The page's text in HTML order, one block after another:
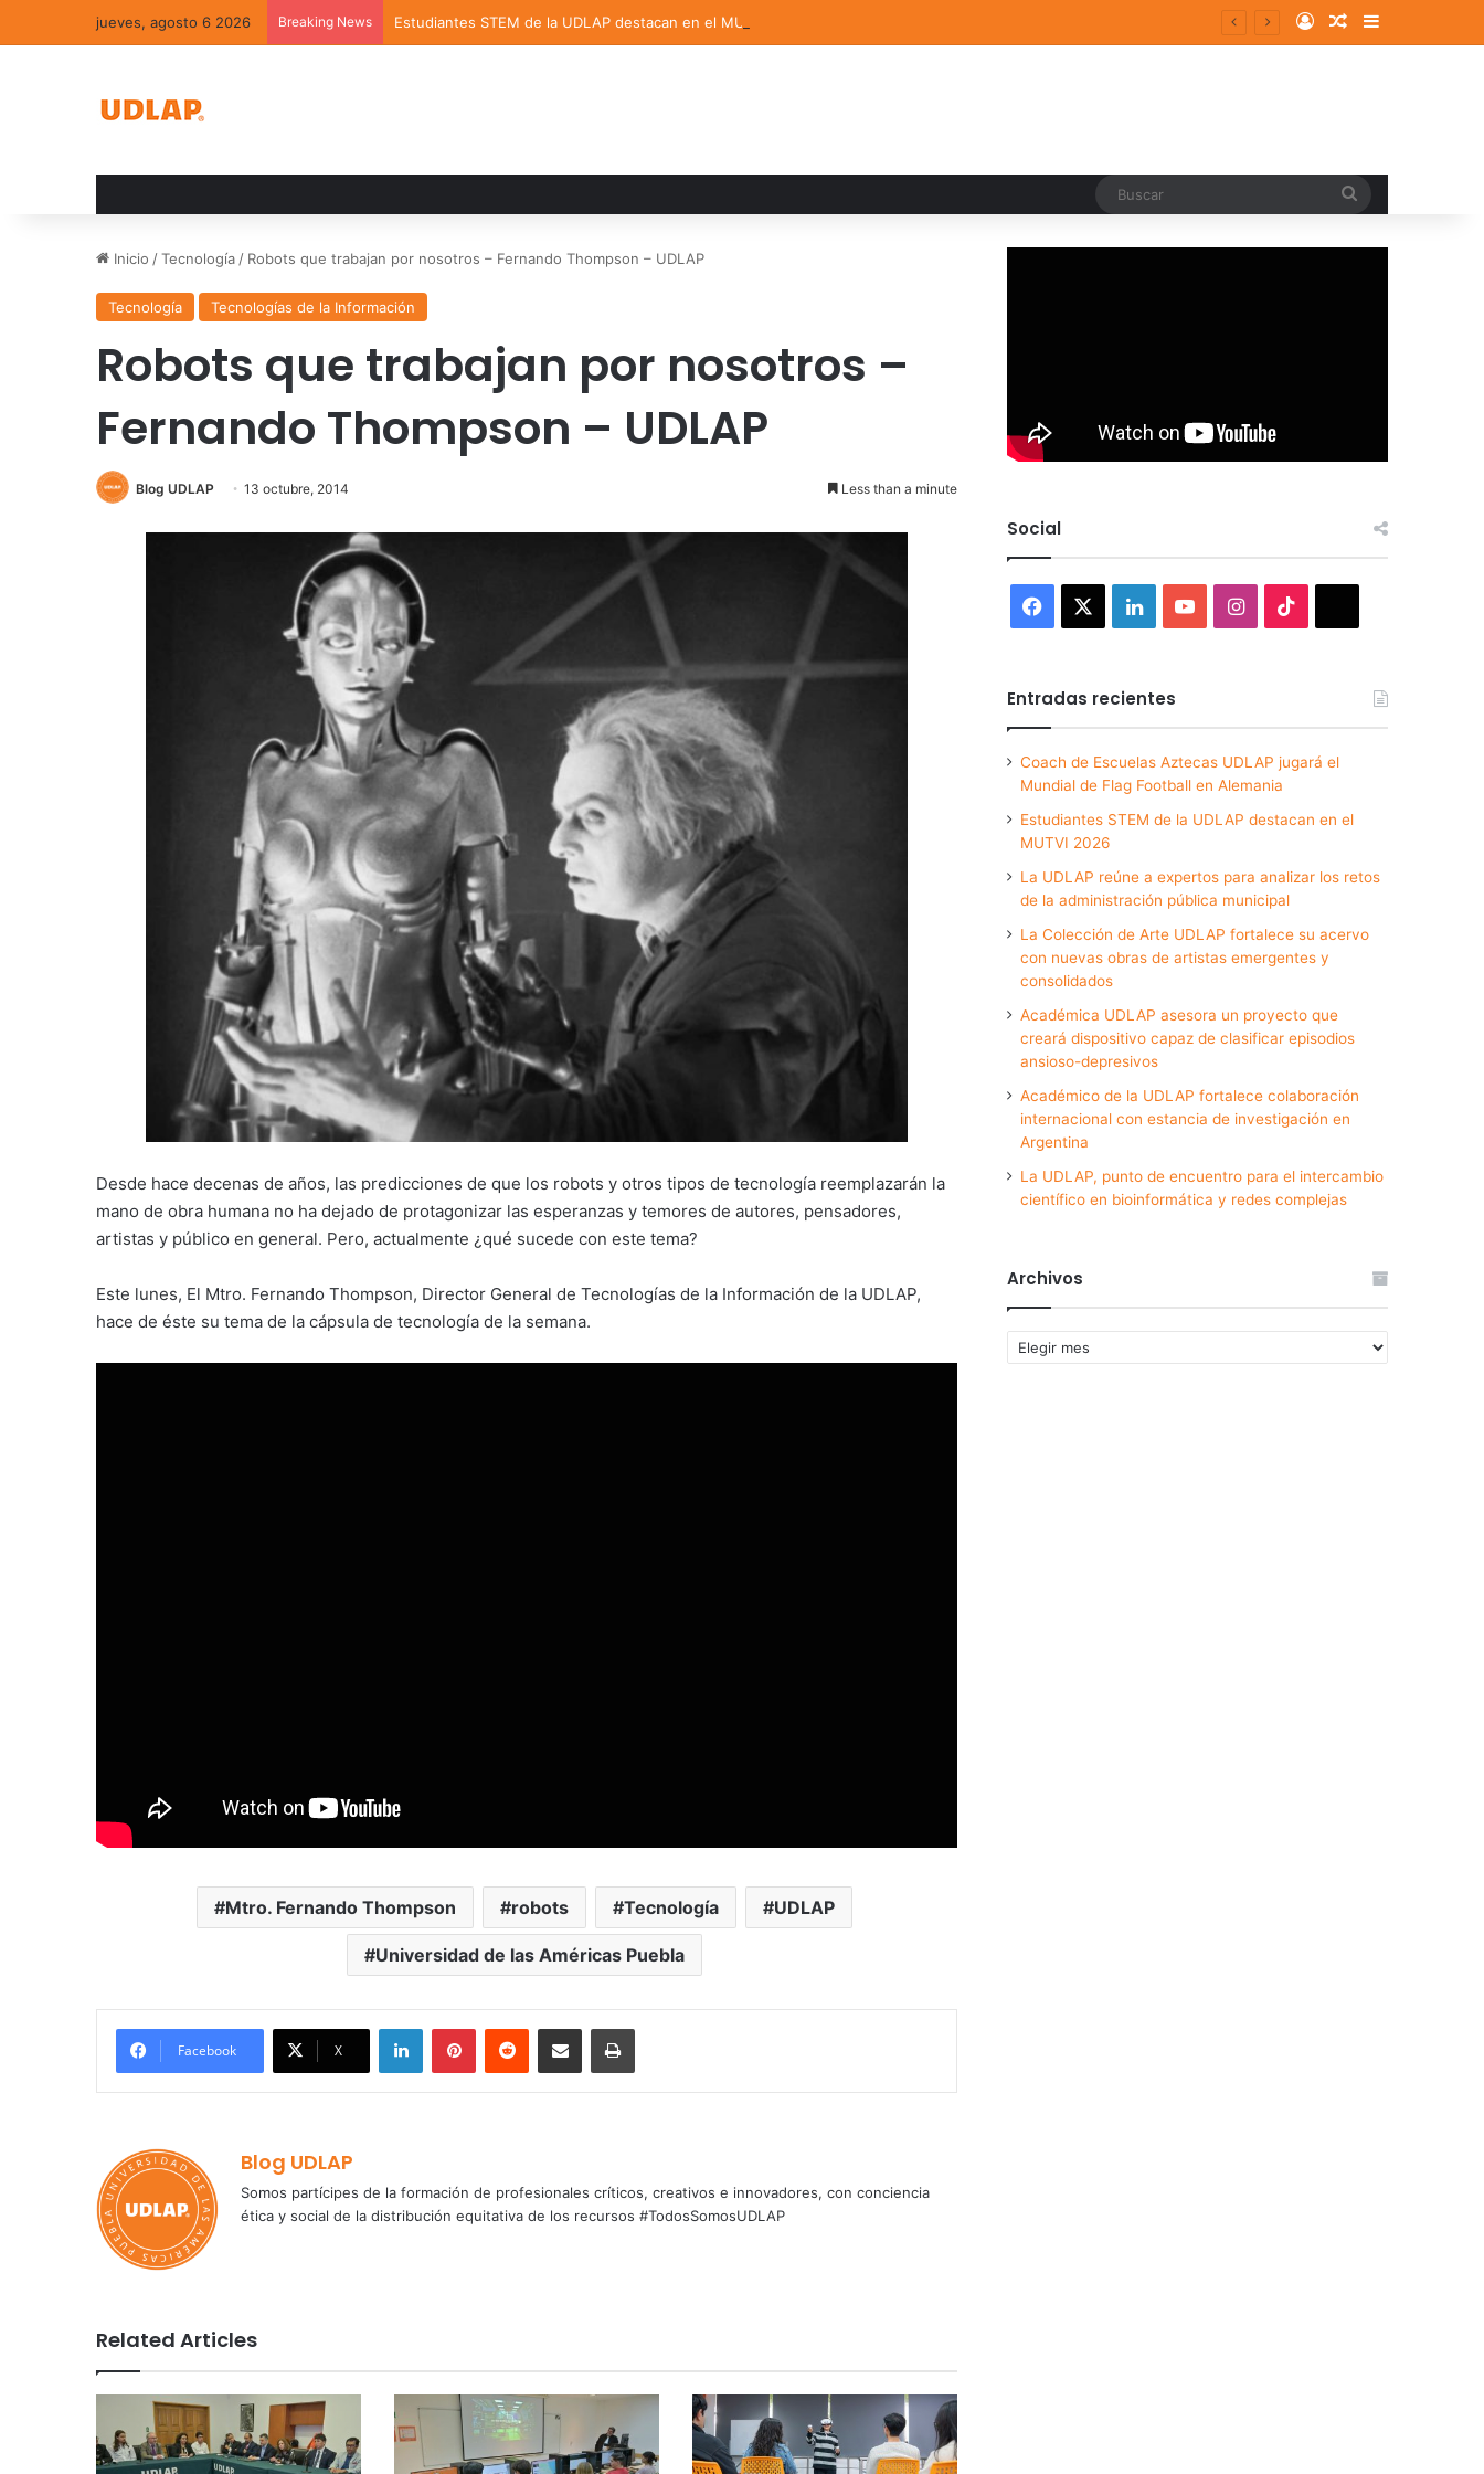
jueves, agosto 6 2026 Breaking News Estudiantes STEM de la UDLAP destacan en el MUTVI 2026 Log InRandom Article
Sidebar
Inicio /Tecnología / Robots que trabajan por nosotros – Fernando Thompson – UDLAP
Tecnología Tecnologías de la Información
Robots que trabajan por nosotros –
Fernando Thompson – UDLAP
Blog UDLAP 13 octubre, 2014 Less than a minute
Desde hace decenas de años, las predicciones de que los robots y otros tipos de tecnología reemplazarán la
mano de obra humana no ha dejado de protagonizar las esperanzas y temores de autores, pensadores,
artistas y público en general. Pero, actualmente ¿qué sucede con este tema?
Este lunes, El Mtro. Fernando Thompson, Director General de Tecnologías de la Información de la UDLAP,
hace de éste su tema de la cápsula de tecnología de la semana.
Mtro. Fernando Thompson robots Tecnología UDLAP
Universidad de las Américas Puebla
Facebook X
LinkedInPinterestReddit Share via Email Print
Blog UDLAP
Somos partícipes de la formación de profesionales críticos, creativos e innovadores, con conciencia
ética y social de la distribución equitativa de los recursos #TodosSomosUDLAP
Related Articles
Social
Facebook LinkedInYouTubeInstagram
Entradas recientes
Coach de Escuelas Aztecas UDLAP jugará el
Mundial de Flag Football en Alemania
Estudiantes STEM de la UDLAP destacan en el
MUTVI 2026
La UDLAP reúne a expertos para analizar los retos
de la administración pública municipal
La Colección de Arte UDLAP fortalece su acervo
con nuevas obras de artistas emergentes y
consolidados
Académica UDLAP asesora un proyecto que
creará dispositivo capaz de clasificar episodios
ansioso-depresivos
Académico de la UDLAP fortalece colaboración
internacional con estancia de investigación en
Argentina
La UDLAP, punto de encuentro para el intercambio
científico en bioinformática y redes complejas
Archivos
Archivos